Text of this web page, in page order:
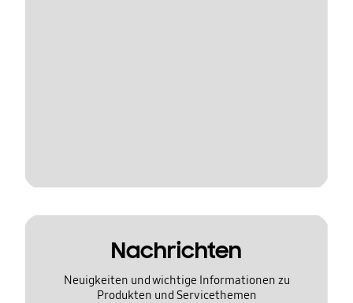
Nachrichten
Neuigkeiten und wichtige Informationen zu
Produkten und Servicethemen